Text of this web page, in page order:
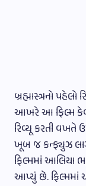
બ્રહ્માસ્ત્રનો
આખરે આ ફિલ્મ કેવી
રિવ્યૂ કરતી વખતે
ખૂબ જ કન્ફ્યુઝ
ફિલ્મમાં આલિયા
આપ્યું છે. ફિલ્મમાં